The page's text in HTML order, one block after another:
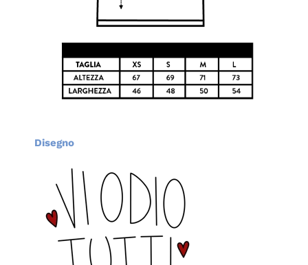
Disegno